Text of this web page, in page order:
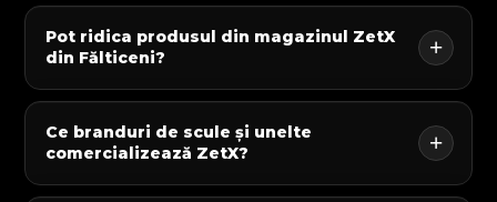
Pot ridica produsul din magazinul ZetX
din Fălticeni?
Ce branduri de scule și unelte
comercializează ZetX?